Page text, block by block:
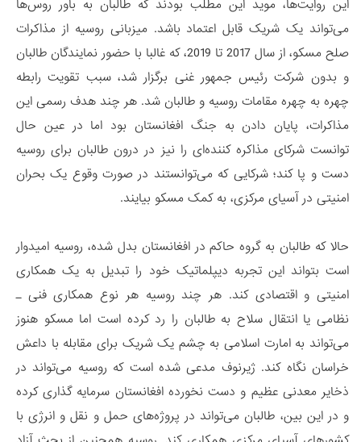
این روایت‌ها، موید این مطلب بودند که طالبان به باور روس‌ها
می‌تواند یک شریک قابل اعتماد باشد. میزبانی روسیه از مذاکرات
صلح مسکو، از سال 2017 تا 2019، که غالبا با حضور نمایندگان طالبان
و بدون شرکت رئیس جمهور غنی برگزار شد، سبب تقویت رابطه
چهره به چهره مقامات روسیه و طالبان شد. هر چند هدف رسمی این
مذاکرات، پایان دادن به جنگ افغانستان بود اما در عین حال
توانست شرکای مذاکره کننده‌ای را نیز در درون طالبان برای روسیه
دست و پا کند؛ شرکایی که می‌توانستند در صورت وقوع یک بحران
امنیتی در آسیای مرکزی، به کمک مسکو بیایند.
حالا که طالبان به گروه حاکم در افغانستان بدل شده، روسیه امیدوار
است بتواند این تجربه دیپلماتیک خود را تبدیل به یک همکاری
امنیتی و اقتصادی کند. هر چند روسیه هر نوع همکاری فنی ـ
نظامی یا انتقال سلاح به طالبان را رد کرده است اما مسکو هنوز
می‌تواند به امارت اسلامی به چشم یک شریک برای مقابله با داعش
خراسان نگاه کند. ژیرنوف مدعی شده است که روسیه می‌تواند در
ذخایر معدنی عظیم و دست نخورده افغانستان سرمایه گذاری کرده
و در این بین، طالبان می‌تواند در پروژه‌های حمل و نقل و انرژی با